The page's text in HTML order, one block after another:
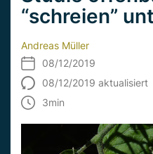
“schreien”
Andreas Müller
08/12/2019
08/12/2019 aktualisiert
3min